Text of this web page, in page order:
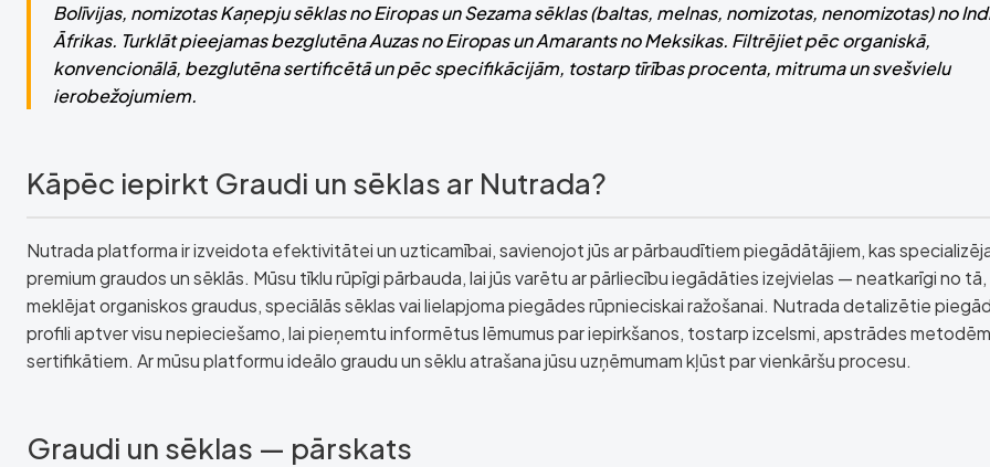
Bolīvijas, nomizotas Kaņepju sēklas no Eiropas un Sezama sēklas (baltas, melnas, nomizotas, nenomizotas) no
Āfrikas. Turklāt pieejamas bezglutēna Auzas no Eiropas un Amarants no Meksikas. Filtrējiet pēc organiskā,
konvencionālā, bezglutēna sertificētā un pēc specifikācijām, tostarp tīrības procenta, mitruma un svešvielu
ierobežojumiem.
Kāpēc iepirkt Graudi un sēklas ar Nutrada?
Nutrada platforma ir izveidota efektivitātei un uzticamībai, savienojot jūs ar pārbaudītiem piegādātājiem, kas
premium graudos un sēklās. Mūsu tīklu rūpīgi pārbauda, lai jūs varētu ar pārliecību iegādāties izejvielas — neatkarīgi no tā,
meklējat organiskos graudus, speciālās sēklas vai lielapjoma piegādes rūpnieciskai ražošanai. Nutrada detalizētie
profili aptver visu nepieciešamo, lai pieņemtu informētus lēmumus par iepirkšanos, tostarp izcelsmi, apstrādes
sertifikātiem. Ar mūsu platformu ideālo graudu un sēklu atrašana jūsu uzņēmumam kļūst par vienkāršu procesu.
Graudi un sēklas — pārskats